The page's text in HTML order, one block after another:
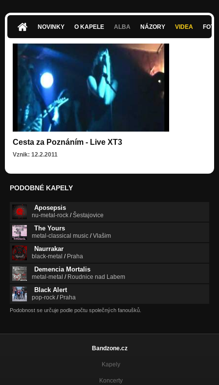
NOVINKY O KAPELE ALBA NÁZORY VIDEA
Cesta za Poznáním - Live XT3
Vznik: 12.2.2011
PODOBNÉ KAPELY
Aposepsis
nu-metal-rock /Šestajovice
The Yours
metal-classical music /Vlašim
Naurrakar
black-metal / Praha
Demencia Mortalis
metal-metal / Roudnice nad Labem
Black Alert
pop-rock / Praha
Podobnost se určuje podle počtu společných fanoušků.
Bandzone.cz
Kapely
Koncerty